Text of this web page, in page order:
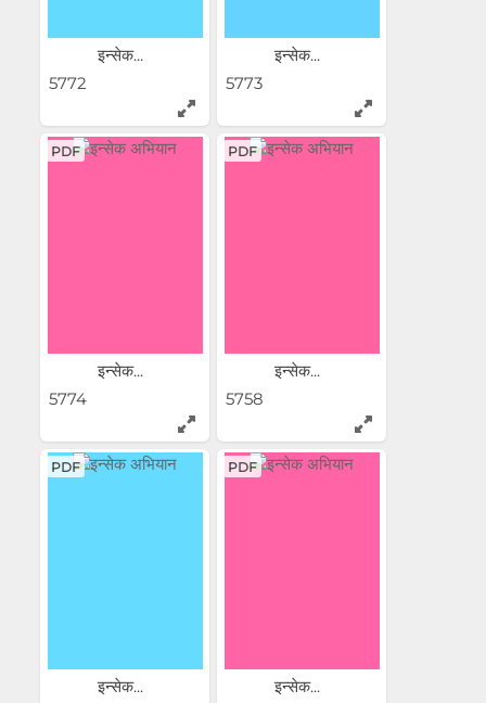
इन्सेक...
5772
इन्सेक...
5773
PDF
इन्सेक...
5774
PDF
इन्सेक...
5758
PDF
इन्सेक...
PDF
इन्सेक...